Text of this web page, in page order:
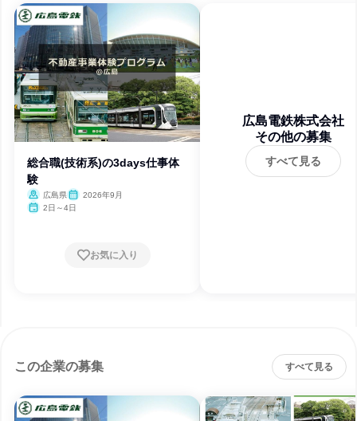
総合職(技術系)の3days仕事体
験
広島県
2026年9月
2日～4日
お気に入り
広島電鉄株式会社
その他の募集
すべて見る
この企業の募集 すべて見る